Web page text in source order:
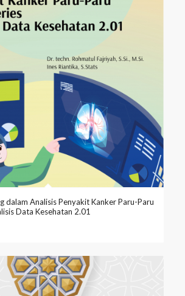
dalam Analisis Penyakit Kanker Paru-Paru
Data Kesehatan 2.01